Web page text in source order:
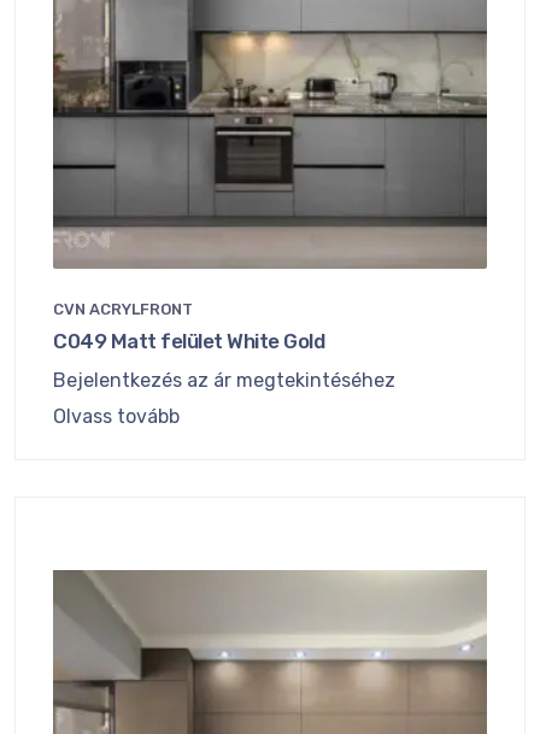
CVN ACRYLFRONT
C049 Matt felület White Gold
Bejelentkezés az ár megtekintéséhez
Olvass tovább